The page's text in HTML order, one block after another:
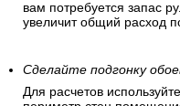
вам потребуется запас
увеличит общий расход
Сделайте подгонку
Для расчетов